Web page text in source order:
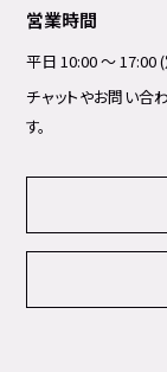
営業時間
平日 10:00 ～ 17:00
チャットやお問い合
す。